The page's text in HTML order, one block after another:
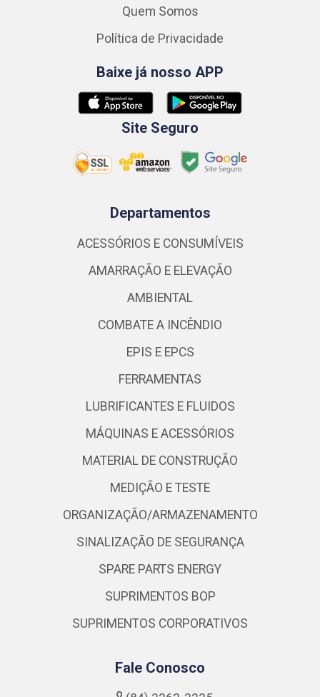
Quem Somos
Política de Privacidade
Baixe já nosso APP
Site Seguro
Departamentos
ACESSÓRIOS E CONSUMÍVEIS
AMARRAÇÃO E ELEVAÇÃO
AMBIENTAL
COMBATE A INCÊNDIO
EPIS E EPCS
FERRAMENTAS
LUBRIFICANTES E FLUIDOS
MÁQUINAS E ACESSÓRIOS
MATERIAL DE CONSTRUÇÃO
MEDIÇÃO E TESTE
ORGANIZAÇÃO/ARMAZENAMENTO
SINALIZAÇÃO DE SEGURANÇA
SPARE PARTS ENERGY
SUPRIMENTOS BOP
SUPRIMENTOS CORPORATIVOS
Fale Conosco